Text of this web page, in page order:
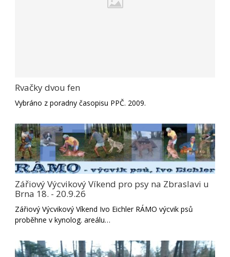
Rvačky dvou fen
Vybráno z poradny časopisu PPČ. 2009.
Zářiový Výcvikový Víkend pro psy na Zbraslavi u
Brna 18. - 20.9.26
Zářiový Výcvikový Víkend Ivo Eichler RÁMO výcvik psů
proběhne v kynolog. areálu…